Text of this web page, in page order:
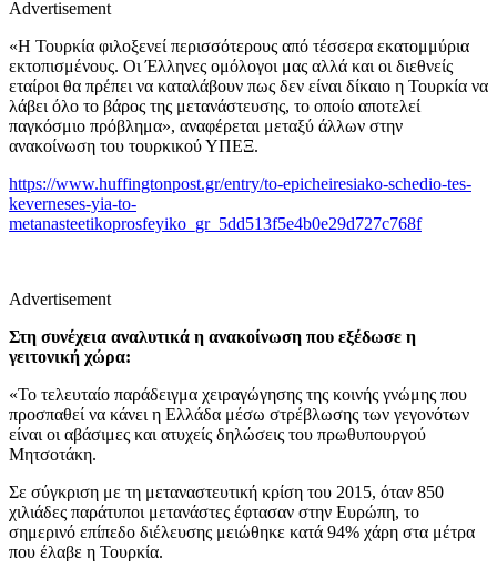
Advertisement
«Η Τουρκία φιλοξενεί περισσότερους από τέσσερα εκατομμύρια
εκτοπισμένους. Οι Έλληνες ομόλογοι μας αλλά και οι διεθνείς
εταίροι θα πρέπει να καταλάβουν πως δεν είναι δίκαιο η Τουρκία να
λάβει όλο το βάρος της μετανάστευσης, το οποίο αποτελεί
παγκόσμιο πρόβλημα», αναφέρεται μεταξύ άλλων στην
ανακοίνωση του τουρκικού ΥΠΕΞ.
https://www.huffingtonpost.gr/entry/to-epicheiresiako-schedio-tes-
keverneses-yia-to-
metanasteetikoprosfeyiko_gr_5dd513f5e4b0e29d727c768f
Advertisement
Στη συνέχεια αναλυτικά η ανακοίνωση που εξέδωσε η
γειτονική χώρα:
«Το τελευταίο παράδειγμα χειραγώγησης της κοινής γνώμης που
προσπαθεί να κάνει η Ελλάδα μέσω στρέβλωσης των γεγονότων
είναι οι αβάσιμες και ατυχείς δηλώσεις του πρωθυπουργού
Μητσοτάκη.
Σε σύγκριση με τη μεταναστευτική κρίση του 2015, όταν 850
χιλιάδες παράτυποι μετανάστες έφτασαν στην Ευρώπη, το
σημερινό επίπεδο διέλευσης μειώθηκε κατά 94% χάρη στα μέτρα
που έλαβε η Τουρκία.